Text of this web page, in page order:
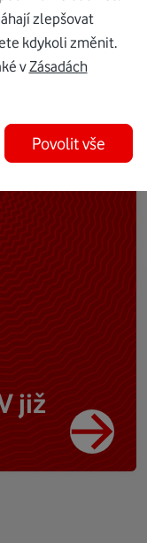
již
zlepšovat
kdykoli změnit.
vZásadách
Povolit vše